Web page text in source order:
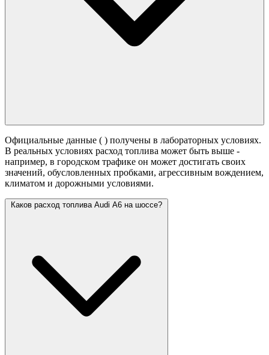
Официальные данные ( ) получены в лабораторных условиях.
В реальных условиях расход топлива может быть выше -
например, в городском трафике он может достигать своих
значений, обусловленных пробками, агрессивным вождением,
климатом и дорожными условиями.
Каков расход топлива Audi A6 на шоссе?